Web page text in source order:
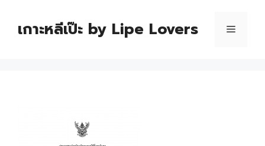
เกาะหลีเป๊ะ by Lipe Lovers